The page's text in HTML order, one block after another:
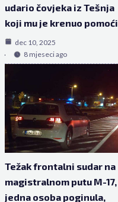
udario čovjeka iz Tešnja
koji mu je krenuo pomoći
dec 10, 2025
8 mjeseci ago
Težak frontalni sudar na
magistralnom putu M-17,
jedna osoba poginula,